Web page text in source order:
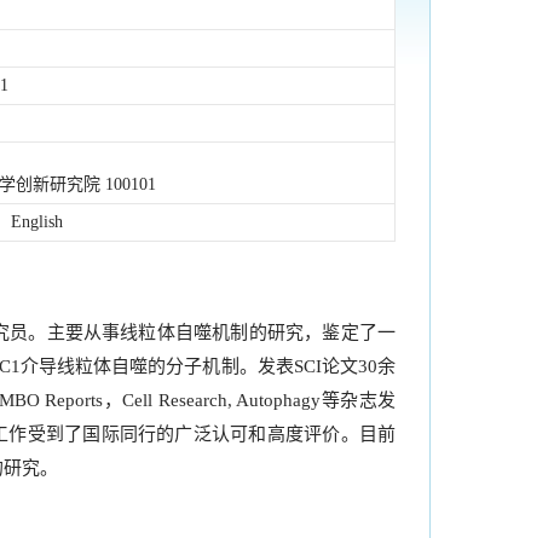
创新研究院 100101
English
。主要从事线粒体自噬机制的研究，鉴定了一
介导线粒体自噬的分子机制。发表SCI论文30余
Reports，Cell Research, Autophagy等杂志发
受到了国际同行的广泛认可和高度评价。目前
究。